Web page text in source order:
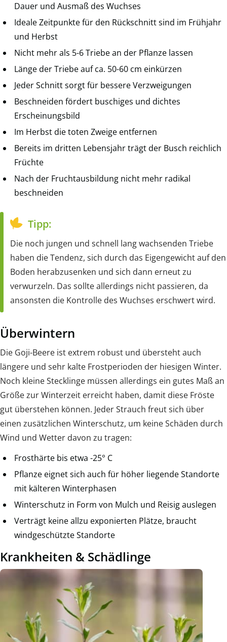
Dauer und Ausmaß des Wuchses
Ideale Zeitpunkte für den Rückschnitt sind im Frühjahr
und Herbst
Nicht mehr als 5-6 Triebe an der Pflanze lassen
Länge der Triebe auf ca. 50-60 cm einkürzen
Jeder Schnitt sorgt für bessere Verzweigungen
Beschneiden fördert buschiges und dichtes
Erscheinungsbild
Im Herbst die toten Zweige entfernen
Bereits im dritten Lebensjahr trägt der Busch reichlich
Früchte
Nach der Fruchtausbildung nicht mehr radikal
beschneiden
Tipp:
Die noch jungen und schnell lang wachsenden Triebe
haben die Tendenz, sich durch das Eigengewicht auf den
Boden herabzusenken und sich dann erneut zu
verwurzeln. Das sollte allerdings nicht passieren, da
ansonsten die Kontrolle des Wuchses erschwert wird.
Überwintern
Die Goji-Beere ist extrem robust und übersteht auch
längere und sehr kalte Frostperioden der hiesigen Winter.
Noch kleine Stecklinge müssen allerdings ein gutes Maß an
Größe zur Winterzeit erreicht haben, damit diese Fröste
gut überstehen können. Jeder Strauch freut sich über
einen zusätzlichen Winterschutz, um keine Schäden durch
Wind und Wetter davon zu tragen:
Frosthärte bis etwa -25° C
Pflanze eignet sich auch für höher liegende Standorte
mit kälteren Winterphasen
Winterschutz in Form von Mulch und Reisig auslegen
Verträgt keine allzu exponierten Plätze, braucht
windgeschützte Standorte
Krankheiten & Schädlinge